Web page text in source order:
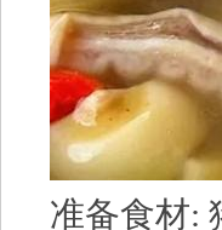
准备食材: